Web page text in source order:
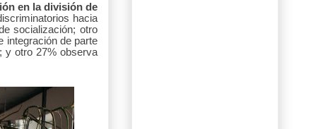
en la división de
hacia
socialización; otro
integración de parte
y otro 27% observa